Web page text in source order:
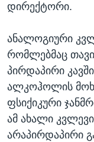
დირექტორი.
ანალოგიური
რომლებმაც
პირდაპირი
ალკოჰოლის
ფსიქიკური
ამ ახალი
არაპირდაპირი